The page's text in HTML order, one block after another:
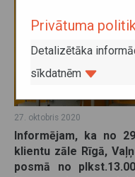
27. oktobris 2020
Informējam, ka no
klientu zāle Rīgā,
posmā no
Privātuma
Detalizētāka
sīkdatnēm